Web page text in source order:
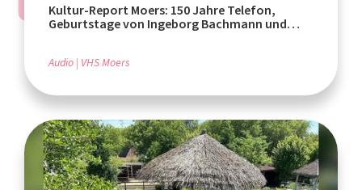
Kultur-Report Moers: 150 Jahre Telefon,
Geburtstage von Ingeborg Bachmann und
Audio VHS Moers